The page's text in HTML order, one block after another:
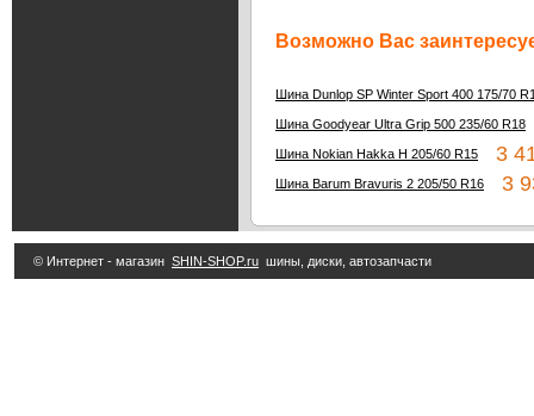
Возможно Вас
Шина Dunlop SP Winter Sport 400 175/70
Шина Goodyear Ultra Grip 500 235/60 R18
Шина Nokian Hakka H 205/60 R15 3
Шина Barum Bravuris 2 205/50 R16 3
© Интернет - магазин SHIN-SHOP.ru шины, диски, автозапчасти